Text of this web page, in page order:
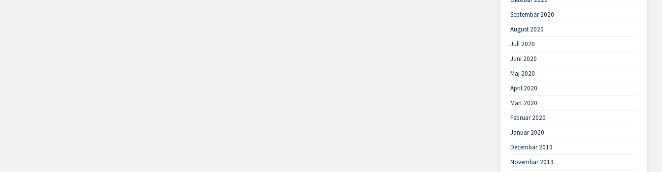
Septembar 2020
August 2020
Juli 2020
Juni 2020
Maj 2020
April 2020
Mart 2020
Februar 2020
Januar 2020
Decembar 2019
Novembar 2019